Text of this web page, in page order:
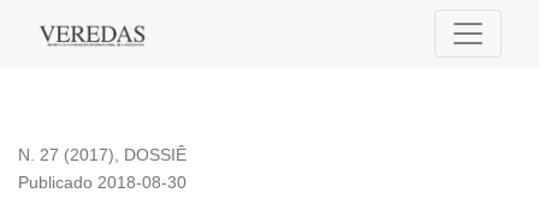
Trazendo as canções de resistência do Brasil a Londres:
N. 27 (2017), DOSSIÊ
Publicado 2018-08-30